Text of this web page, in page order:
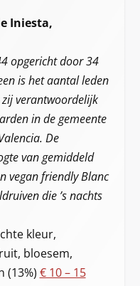
Iniesta,
opgericht door 34
is het aantal leden
verantwoordelijk
in de gemeente
De
van gemiddeld
vegan friendly Blanc
die ’s nachts
kleur,
bloesem,
(13%) € 10 – 15